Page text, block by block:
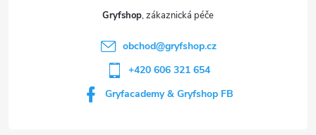
Gryfshop
obchod@gryfshop.cz
+420 606 321 654
Gryfacademy & Gryfshop FB